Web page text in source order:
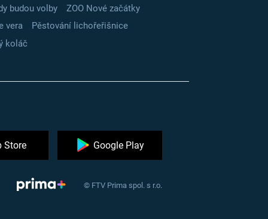
budou volby
ZOO Nové začátky
vera
Pěstování lichořeřišnice
koláč
Store Google Play
© FTV Prima spol. s r.o.